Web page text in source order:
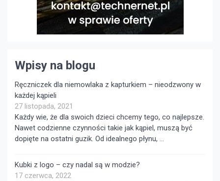
Wpisy na blogu
Ręczniczek dla niemowlaka z kapturkiem – nieodzwony w
każdej kąpieli
27 listopada, 2021
Każdy wie, że dla swoich dzieci chcemy tego, co najlepsze.
Nawet codzienne czynności takie jak kąpiel, muszą być
dopięte na ostatni guzik. Od idealnego płynu, …
Kubki z logo – czy nadal są w modzie?
17 czerwca, 2022